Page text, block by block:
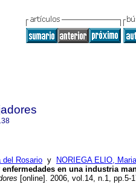
del Rosario y NORIEGA ELIO,
enfermedades en una industria
[online]. 2006, vol.14, n.1, pp.5-